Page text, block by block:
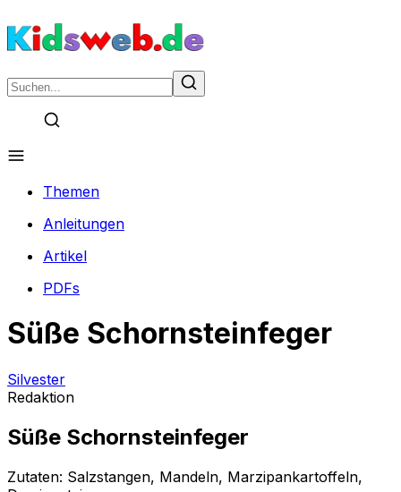
Themen
Anleitungen
Artikel
PDFs
Süße Schornsteinfeger
Silvester
Redaktion
Süße Schornsteinfeger
Zutaten: Salzstangen, Mandeln, Marzipankartoffeln,